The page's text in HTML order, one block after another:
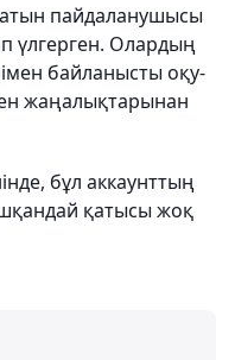
пайдаланушысы
үлгерген. Олардың
байланысты оқу-
жаңалықтарынан
бұл аккаунттың
қатысы жоқ